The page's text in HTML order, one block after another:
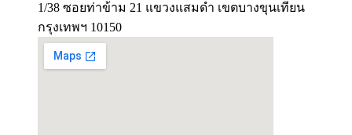
1/38 ซอยท่าข้าม 21 แขวงแสมดำ เขตบางขุนเทียน
กรุงเทพฯ 10150